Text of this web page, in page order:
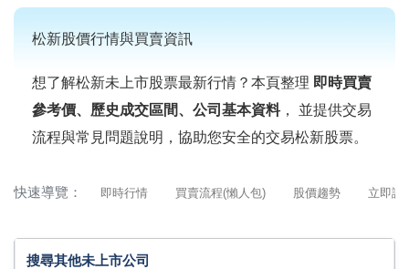
松新股價行情與買賣資訊
想了解松新未上市股票最新行情？本頁整理 即時買賣
參考價、歷史成交區間、公司基本資料， 並提供交易
流程與常見問題說明，協助您安全的交易松新股票。
快速導覽： 即時行情 買賣流程(懶人包) 股價趨勢 立即詢
搜尋其他未上市公司
搜尋其他未上市公司